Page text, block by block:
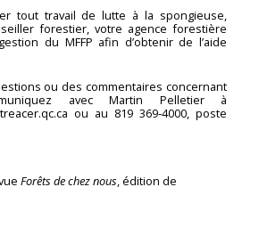
tout travail de lutte à la spongieuse,
forestier, votre agence forestière
du MFFP afin d’obtenir de l’aide
ou des commentaires concernant
avec Martin Pelletier à
ou au 819 369-4000, poste
Forêts de chez nous, édition de